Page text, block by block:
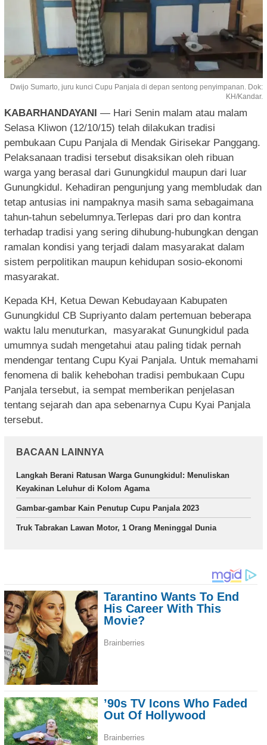
Dwijo Sumarto, juru kunci Cupu Panjala di depan sentong penyimpanan. Dok:
KH/Kandar.
KABARHANDAYANI — Hari Senin malam atau malam
Selasa Kliwon (12/10/15) telah dilakukan tradisi
pembukaan Cupu Panjala di Mendak Girisekar Panggang.
Pelaksanaan tradisi tersebut disaksikan oleh ribuan
warga yang berasal dari Gunungkidul maupun dari luar
Gunungkidul. Kehadiran pengunjung yang membludak dan
tetap antusias ini nampaknya masih sama sebagaimana
tahun-tahun sebelumnya.Terlepas dari pro dan kontra
terhadap tradisi yang sering dihubung-hubungkan dengan
ramalan kondisi yang terjadi dalam masyarakat dalam
sistem perpolitikan maupun kehidupan sosio-ekonomi
masyarakat.
Kepada KH, Ketua Dewan Kebudayaan Kabupaten
Gunungkidul CB Supriyanto dalam pertemuan beberapa
waktu lalu menuturkan, masyarakat Gunungkidul pada
umumnya sudah mengetahui atau paling tidak pernah
mendengar tentang Cupu Kyai Panjala. Untuk memahami
fenomena di balik kehebohan tradisi pembukaan Cupu
Panjala tersebut, ia sempat memberikan penjelasan
tentang sejarah dan apa sebenarnya Cupu Kyai Panjala
tersebut.
BACAAN LAINNYA
Langkah Berani Ratusan Warga Gunungkidul: Menuliskan
Keyakinan Leluhur di Kolom Agama
Gambar-gambar Kain Penutup Cupu Panjala 2023
Truk Tabrakan Lawan Motor, 1 Orang Meninggal Dunia